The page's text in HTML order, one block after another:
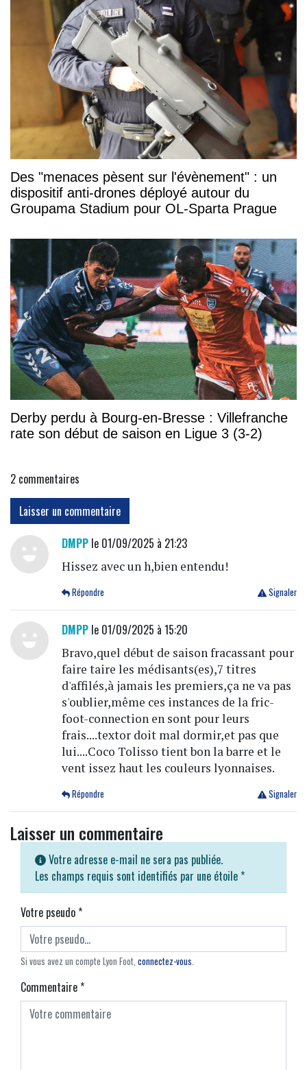
Des "menaces pèsent sur l'évènement" : un
dispositif anti-drones déployé autour du
Groupama Stadium pour OL-Sparta Prague
Derby perdu à Bourg-en-Bresse : Villefranche
rate son début de saison en Ligue 3 (3-2)
2 commentaires
Laisser un commentaire
DMPPle 01/09/2025 à 21:23
Hissez avec un h,bien entendu!
Signaler
Répondre
DMPPle 01/09/2025 à 15:20
Bravo,quel début de saison fracassant pour
faire taire les médisants(es),7 titres
d'affilés,à jamais les premiers,ça ne va pas
s'oublier,même ces instances de la fric-
foot-connection en sont pour leurs
frais....textor doit mal dormir,et pas que
lui....Coco Tolisso tient bon la barre et le
vent issez haut les couleurs lyonnaises.
Signaler
Répondre
Laisser un commentaire
Votre adresse e-mail ne sera pas publiée.
Les champs requis sont identifiés par une étoile *
Votre pseudo*
Si vous avez un compte Lyon Foot, connectez-vous.
Commentaire*